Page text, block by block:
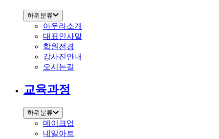
하위분류
아우라소개
대표인사말
학원전경
강사진안내
오시는길
교육과정
하위분류
메이크업
네일아트